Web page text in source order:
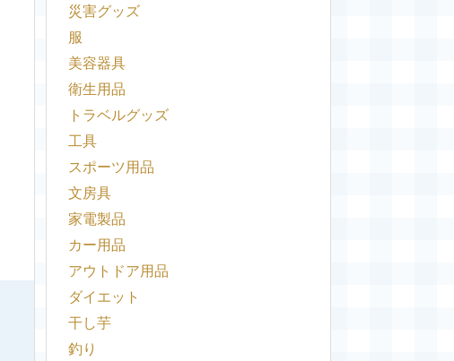
災害グッズ
服
美容器具
衛生用品
トラベルグッズ
工具
スポーツ用品
文房具
家電製品
カー用品
アウトドア用品
ダイエット
干し芋
釣り